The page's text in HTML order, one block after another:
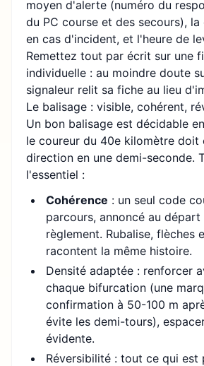
moyen d'alerte (numéro du
du PC course et des secours),
en cas d'incident, et l'heure de
Remettez tout par écrit sur une
individuelle : au moindre doute
signaleur relit sa fiche au lieu
Le balisage : visible, cohérent,
Un bon balisage est décidable
le coureur du 40e kilomètre doit
direction en une demi-seconde.
l'essentiel :
Cohérence : un seul code
parcours, annoncé au
règlement. Rubalise, flèches
racontent la même histoire.
Densité adaptée : renforcer
chaque bifurcation (une
confirmation à 50-100 m
évite les demi-tours),
évidente.
Réversibilité : tout ce qui est